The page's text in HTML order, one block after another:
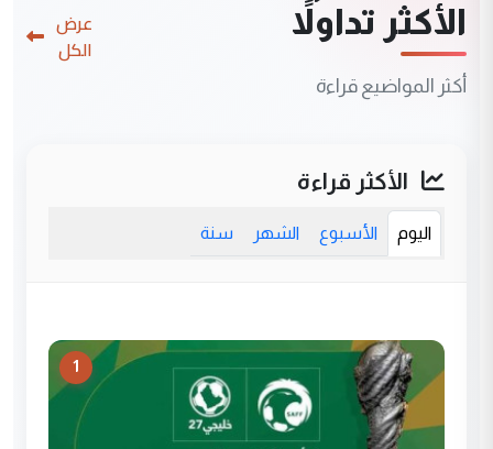
الأكثر تداولاً
أكثر المواضيع قراءة
عرض
الكل
الأكثر قراءة
اليوم الأسبوع الشهر سنة
1